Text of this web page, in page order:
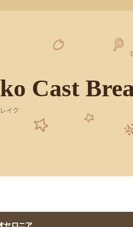
Cast
イク
セロニア